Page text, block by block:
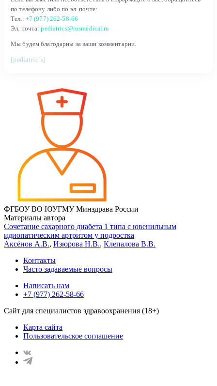
по телефону либо по эл. почте:
Тел.: +7 (977) 262-58-66
Эл. почта:pediatrics@rusmedical.ru
Мы будем благодарны за ваши комментарии.
[pediatric`s]
ФГБОУ ВО ЮУГМУ Минздрава России
Материалы автора
Сочетание сахарного диабета 1 типа с ювенильным
идиопатическим артритом у подростка
Аксёнов А.В., Изюрова Н.В., Клепалова В.В.
Контакты
Часто задаваемые вопросы
Написать нам
+7 (977) 262-58-66
Сайт для специалистов здравоохранения (18+)
Карта сайта
Пользовательское соглашение